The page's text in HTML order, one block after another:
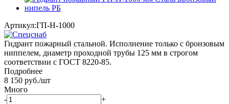
Артикул:ГП-Н-1000
Гидрант пожарный стальной. Исполнение только с бронзовым
ниппелем, диаметр проходной трубы 125 мм в строгом
соответствии с ГОСТ 8220-85.
Подробнее
8 150 руб./шт
Много
-
+